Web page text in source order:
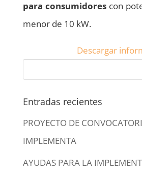
para consumidorescon
menor de 10 kW.
Descargar
Entradas recientes
PROYECTO DE
IMPLEMENTA
AYUDAS PARA LA